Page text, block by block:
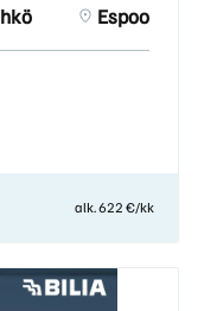
Espoo
alk. 622 €/kk